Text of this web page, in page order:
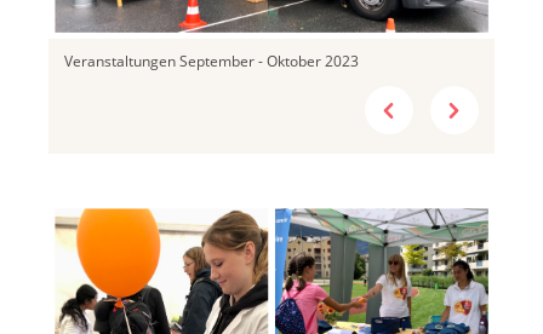
Veranstaltungen September - Oktober 2023